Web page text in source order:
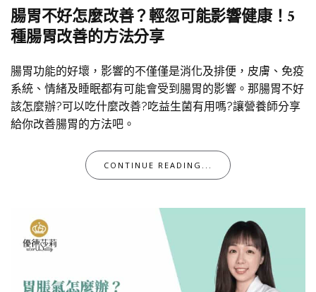
腸胃不好怎麼改善？輕忽可能影響健康！5
種腸胃改善的方法分享
腸胃功能的好壞，影響的不僅僅是消化及排便，皮膚、免疫
系統、情緒及睡眠都有可能會受到腸胃的影響。那腸胃不好
該怎麼辦?可以吃什麼改善?吃益生菌有用嗎?讓營養師分享
給你改善腸胃的方法吧。
CONTINUE READING...